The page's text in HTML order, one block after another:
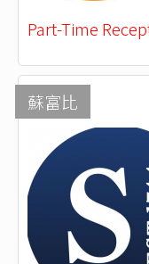
Part-Time
蘇富比